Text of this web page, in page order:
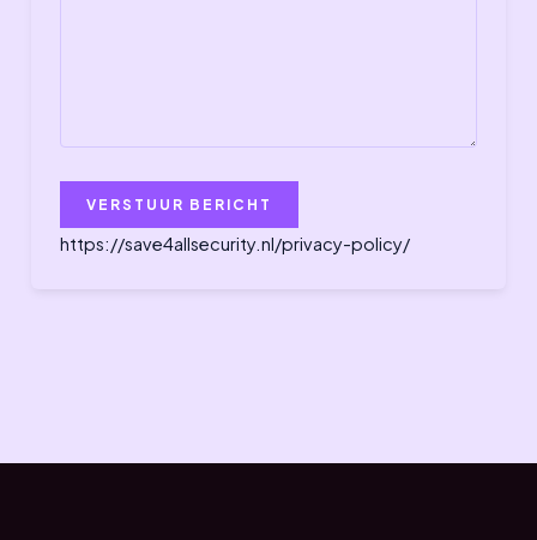
VERSTUUR BERICHT
https://save4allsecurity.nl/privacy-policy/